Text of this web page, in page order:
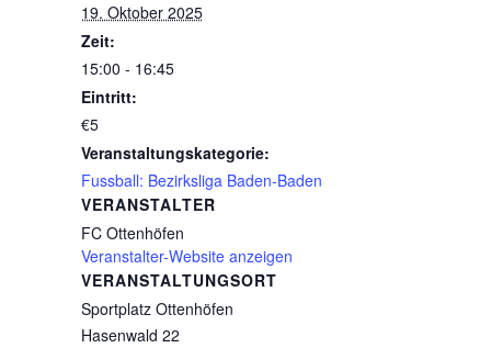
19. Oktober 2025
Zeit:
15:00 - 16:45
Eintritt:
€5
Veranstaltungskategorie:
Fussball: Bezirksliga Baden-Baden
VERANSTALTUNGSORT
Sportplatz Ottenhöfen
Hasenwald 22
VERANSTALTER
FC Ottenhöfen
Veranstalter-Website anzeigen